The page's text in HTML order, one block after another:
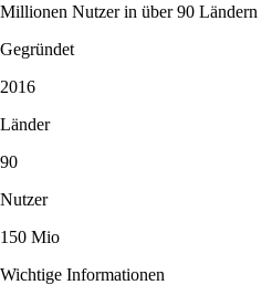
Millionen Nutzer in über 90 Ländern
Gegründet
2016
Länder
90
Nutzer
150 Mio
Wichtige Informationen